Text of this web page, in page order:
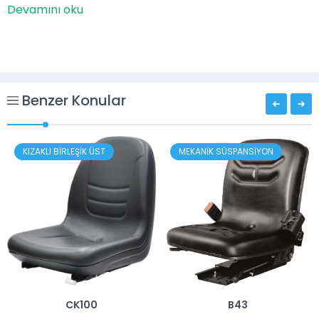
Devamını oku
Benzer Konular
KIZAKLI BİRLEŞİK ÜST
CK100
MEKANİK SÜSPANSİYON
B43